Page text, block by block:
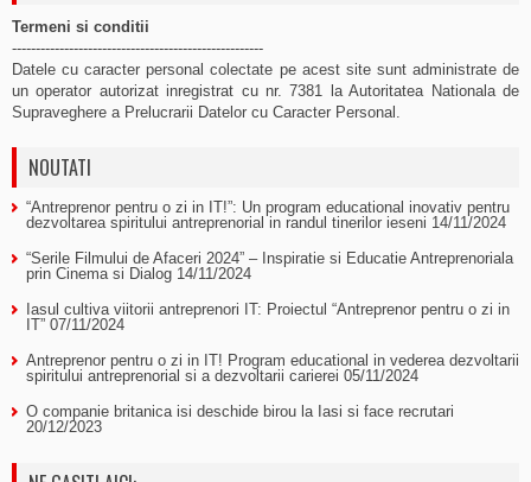
Termeni si conditii
-----------------------------------------------------
Datele cu caracter personal colectate pe acest site sunt administrate de
un operator autorizat inregistrat cu nr. 7381 la Autoritatea Nationala de
Supraveghere a Prelucrarii Datelor cu Caracter Personal.
NOUTATI
“Antreprenor pentru o zi in IT!”: Un program educational inovativ pentru
dezvoltarea spiritului antreprenorial in randul tinerilor ieseni 14/11/2024
“Serile Filmului de Afaceri 2024” – Inspiratie si Educatie Antreprenoriala
prin Cinema si Dialog 14/11/2024
Iasul cultiva viitorii antreprenori IT: Proiectul “Antreprenor pentru o zi in
IT” 07/11/2024
Antreprenor pentru o zi in IT! Program educational in vederea dezvoltarii
spiritului antreprenorial si a dezvoltarii carierei 05/11/2024
O companie britanica isi deschide birou la Iasi si face recrutari
20/12/2023